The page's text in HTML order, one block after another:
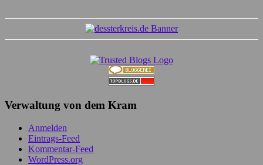
Verwaltung von dem Kram
Anmelden
Eintrags-Feed
Kommentar-Feed
WordPress.org